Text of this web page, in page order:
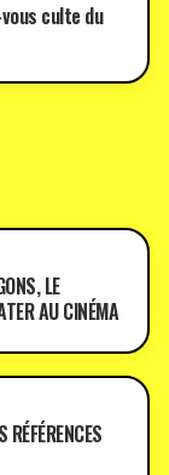
culte du
LE
AU CINÉMA
RÉFÉRENCES